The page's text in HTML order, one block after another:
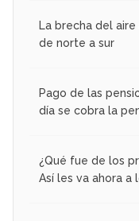
La brecha del
de norte a sur
Pago de las
día se cobra la
¿Qué fue de los
Así les va ahora a